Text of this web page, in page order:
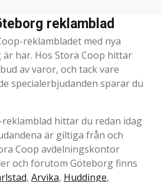
reklamblad
reklambladet med nya
här. Hos Stora Coop hittar
av varor, och tack vare
specialerbjudanden sparar du
hittar du redan idag
är giltiga från och
Coop avdelningskontor
och förutom Göteborg finns
, Arvika, Huddinge,